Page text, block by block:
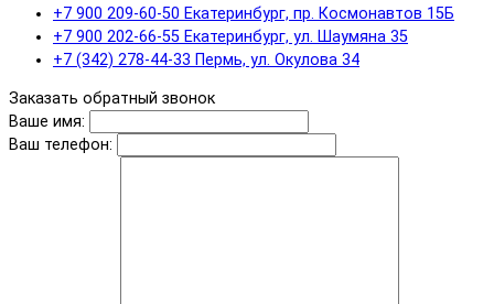
+7 900 209-60-50 Екатеринбург, пр. Космонавтов 15Б
+7 900 202-66-55 Екатеринбург, ул. Шаумяна 35
+7 (342) 278-44-33 Пермь, ул. Окулова 34
Заказать обратный звонок
Ваше имя:
Ваш телефон: